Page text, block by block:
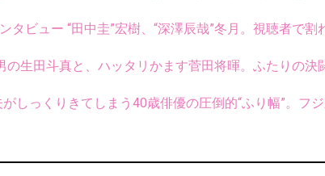
タビュー “田中圭”宏樹、“深澤辰哉”冬月。視聴者で割
生田斗真と、ハッタリかます菅田将暉。ふたりの決
しっくりきてしまう40歳俳優の圧倒的“ふり幅”。フ